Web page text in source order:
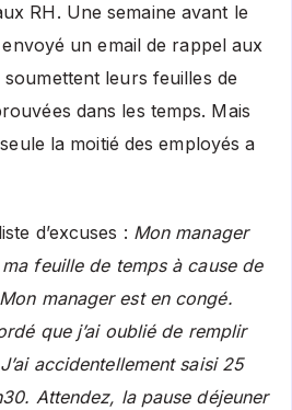
RH. Une semaine avant le
un email de rappel aux
leurs feuilles de
dans les temps. Mais
la moitié des employés a
d’excuses : Mon manager
feuille de temps à cause de
manager est en congé.
que j’ai oublié de remplir
accidentellement saisi 25
Attendez, la pause déjeuner